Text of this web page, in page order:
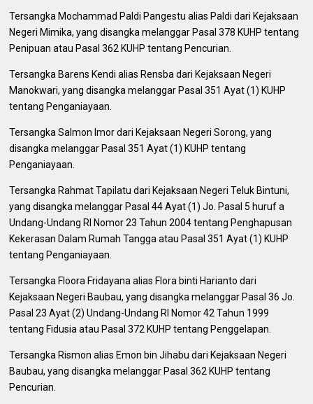
Tersangka Mochammad Paldi Pangestu alias Paldi dari Kejaksaan
Negeri Mimika, yang disangka melanggar Pasal 378 KUHP tentang
Penipuan atau Pasal 362 KUHP tentang Pencurian.
Tersangka Barens Kendi alias Rensba dari Kejaksaan Negeri
Manokwari, yang disangka melanggar Pasal 351 Ayat (1) KUHP
tentang Penganiayaan.
Tersangka Salmon Imor dari Kejaksaan Negeri Sorong, yang
disangka melanggar Pasal 351 Ayat (1) KUHP tentang
Penganiayaan.
Tersangka Rahmat Tapilatu dari Kejaksaan Negeri Teluk Bintuni,
yang disangka melanggar Pasal 44 Ayat (1) Jo. Pasal 5 huruf a
Undang-Undang RI Nomor 23 Tahun 2004 tentang Penghapusan
Kekerasan Dalam Rumah Tangga atau Pasal 351 Ayat (1) KUHP
tentang Penganiayaan.
Tersangka Floora Fridayana alias Flora binti Harianto dari
Kejaksaan Negeri Baubau, yang disangka melanggar Pasal 36 Jo.
Pasal 23 Ayat (2) Undang-Undang RI Nomor 42 Tahun 1999
tentang Fidusia atau Pasal 372 KUHP tentang Penggelapan.
Tersangka Rismon alias Emon bin Jihabu dari Kejaksaan Negeri
Baubau, yang disangka melanggar Pasal 362 KUHP tentang
Pencurian.